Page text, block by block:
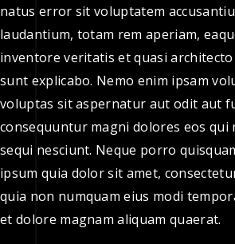
natus error sit voluptatem
laudantium, totam rem aperiam,
inventore veritatis et quasi
sunt explicabo. Nemo enim ipsam
voluptas sit aspernatur aut odit aut
consequuntur magni dolores eos
sequi nesciunt. Neque porro
ipsum quia dolor sit amet,
quia non numquam eius modi
et dolore magnam aliquam quaerat.